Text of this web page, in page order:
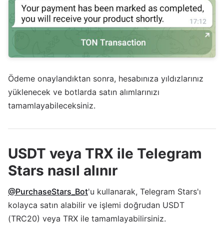
Ödeme onaylandıktan sonra, hesabınıza yıldızlarınız
yüklenecek ve botlarda satın alımlarınızı
tamamlayabileceksiniz.
USDT veya TRX ile Telegram
Stars nasıl alınır
@PurchaseStars_Bot'u kullanarak, Telegram Stars'ı
kolayca satın alabilir ve işlemi doğrudan USDT
(TRC20) veya TRX ile tamamlayabilirsiniz.